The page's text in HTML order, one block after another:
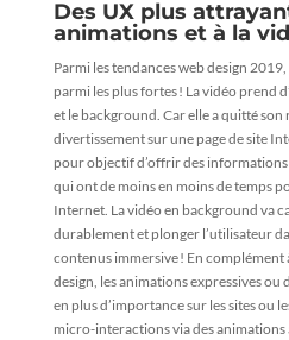
Des UX plus
animations et à la
Parmi les tendances web design
parmi les plus fortes ! La vidéo prend
et le background. Car elle a quitté
divertissement sur une page de site
pour objectif d’offrir des
qui ont de moins en moins de temps
Internet. La vidéo en background va
durablement et plonger l’utilisateur
contenus immersive ! En complément
design, les animations expressives
en plus d’importance sur les sites ou
micro-interactions via des